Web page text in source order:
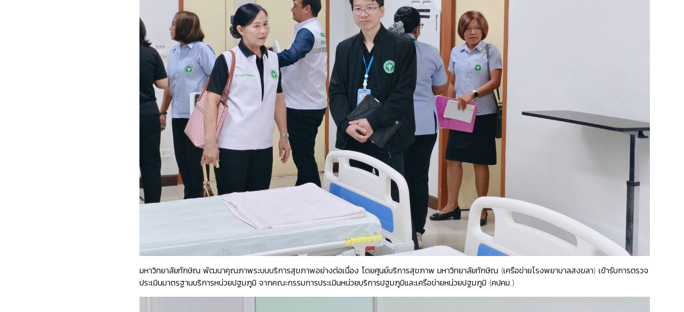
มหาวิทยาลัยทักษิณ พัฒนาคุณภาพระบบบริการสุขภาพอย่างต่อเนื่อง โดยศูนย์บริการสุขภาพ มหาวิทยาลัยทักษิณ (เครือข่ายโรงพยาบาลสงขลา) เข้ารับการตรวจ
ประเมินมาตรฐานบริการหน่วยปฐมภูมิ จากคณะกรรมการประเมินหน่วยบริการปฐมภูมิและเครือข่ายหน่วยปฐมภูมิ (คปคม.)